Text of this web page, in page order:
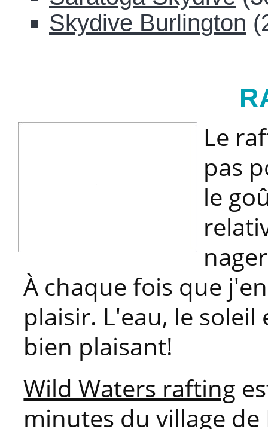
Skydive Burlington
Le
pas
le
À chaque fois que
plaisir. L'eau, le
bien plaisant!
Wild Waters rafting
minutes du village de